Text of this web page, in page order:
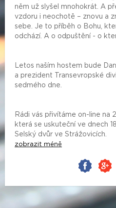
něm už slyšel mnohokrát. A
vzdoru i neochotě – znovu a
sebe. Je to příběh o Bohu,
odchází. A o odpuštění - o
Letos naším hostem bude
a prezident Transevropské
sedmého dne.
Rádi vás přivítáme on-line na
která se uskuteční ve dnech
Selský dvůr ve Strážovicích.
zobrazit méně